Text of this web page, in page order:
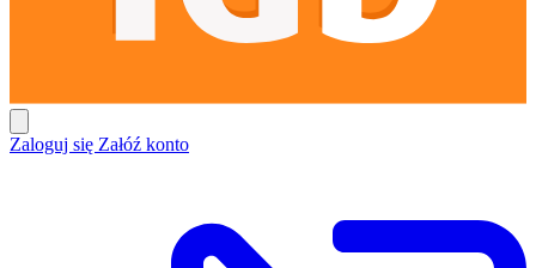
Zaloguj się Załóź konto